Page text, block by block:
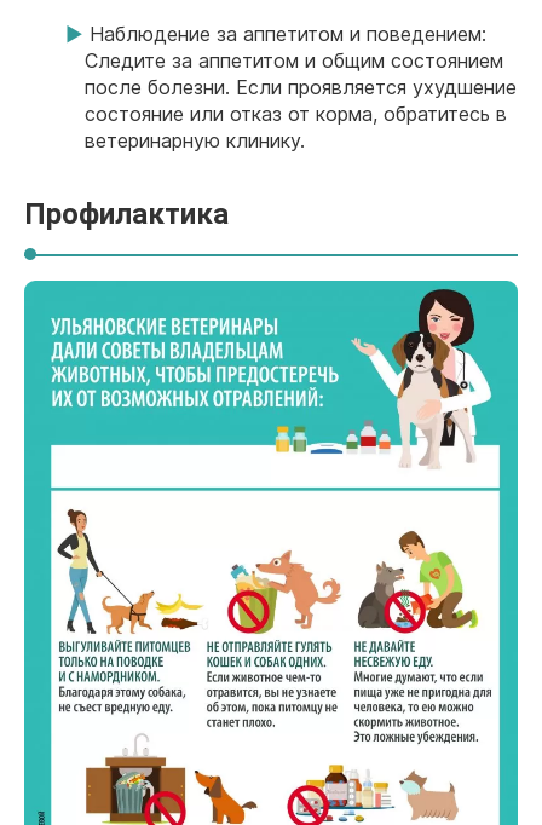
Наблюдение за аппетитом и поведением:
Следите за аппетитом и общим состоянием
после болезни. Если проявляется ухудшение
состояние или отказ от корма, обратитесь в
ветеринарную клинику.
Профилактика